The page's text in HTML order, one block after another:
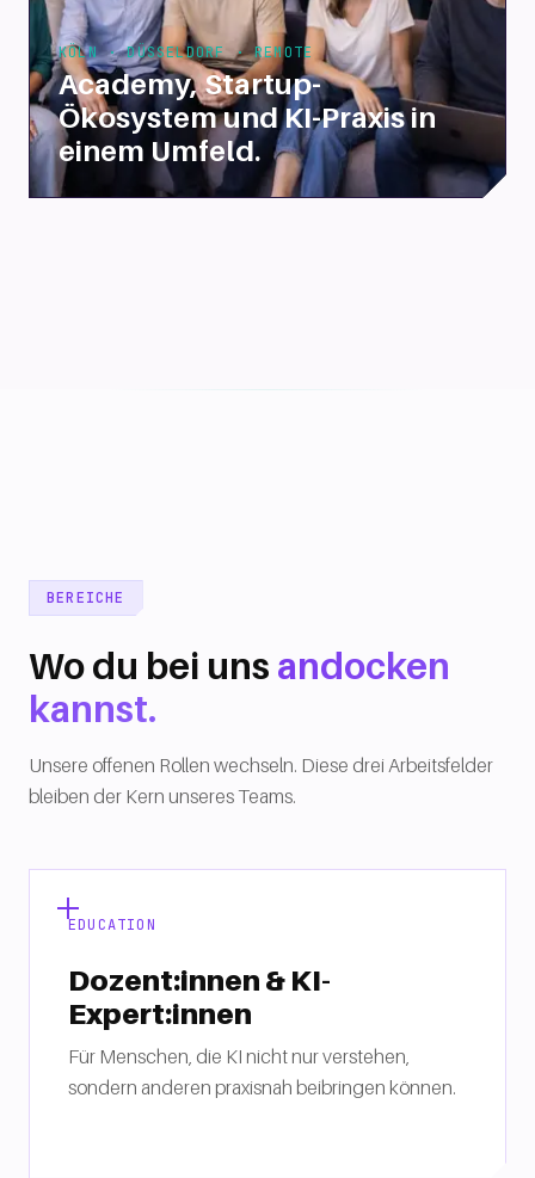
KÖLN · DÜSSELDORF · REMOTE
Academy, Startup-
Ökosystem und KI-Praxis in
einem Umfeld.
BEREICHE
Wo du bei uns andocken
kannst.
Unsere offenen Rollen wechseln. Diese drei Arbeitsfelder
bleiben der Kern unseres Teams.
EDUCATION
Dozent:innen & KI-
Expert:innen
Für Menschen, die KI nicht nur verstehen,
sondern anderen praxisnah beibringen können.